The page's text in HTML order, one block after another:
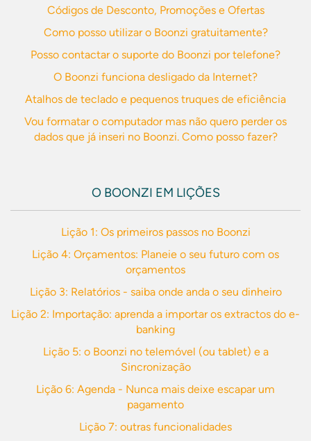
Códigos de Desconto, Promoções e Ofertas
Como posso utilizar o Boonzi gratuitamente?
Posso contactar o suporte do Boonzi por telefone?
O Boonzi funciona desligado da Internet?
Atalhos de teclado e pequenos truques de eficiência
Vou formatar o computador mas não quero perder os
dados que já inseri no Boonzi. Como posso fazer?
O BOONZI EM LIÇÕES
Lição 1: Os primeiros passos no Boonzi
Lição 4: Orçamentos: Planeie o seu futuro com os
orçamentos
Lição 3: Relatórios - saiba onde anda o seu dinheiro
Lição 2: Importação: aprenda a importar os extractos do e-
banking
Lição 5: o Boonzi no telemóvel (ou tablet) e a
Sincronização
Lição 6: Agenda - Nunca mais deixe escapar um
pagamento
Lição 7: outras funcionalidades